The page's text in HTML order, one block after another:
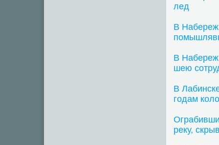
лед
В
В
шею
В
годам
реку,